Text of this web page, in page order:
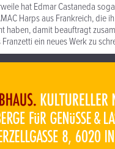
hat Edmar Castaneda
Harps aus Frankreich, die
haben, damit beauftragt
Franzetti ein neues Werk zu